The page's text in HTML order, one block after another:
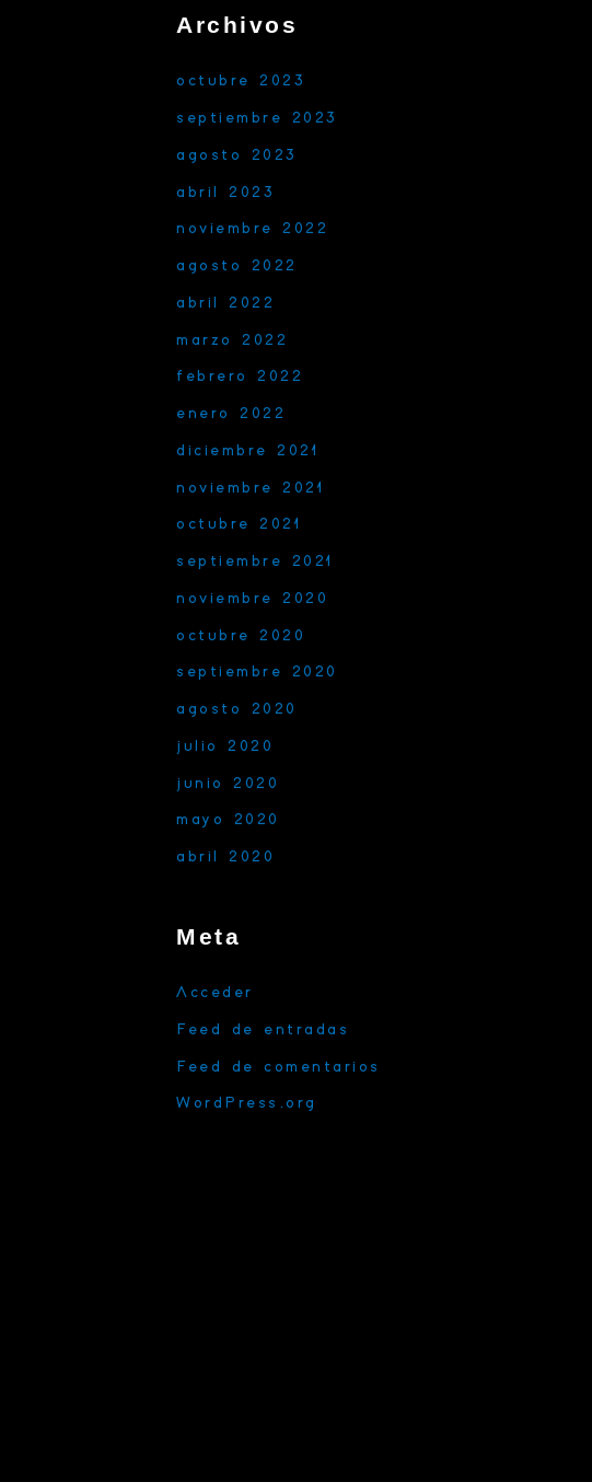
Archivos
octubre 2023
septiembre 2023
agosto 2023
abril 2023
noviembre 2022
agosto 2022
abril 2022
marzo 2022
febrero 2022
enero 2022
diciembre 2021
noviembre 2021
octubre 2021
septiembre 2021
noviembre 2020
octubre 2020
septiembre 2020
agosto 2020
julio 2020
junio 2020
mayo 2020
abril 2020
Meta
Acceder
Feed de entradas
Feed de comentarios
WordPress.org